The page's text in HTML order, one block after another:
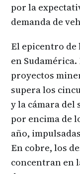
por la
demanda de
El epicentro de
en
proyectos
supera los
y la cámara
por encima de
año,
En cobre, los
concentran en